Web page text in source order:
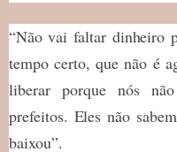
“Não vai faltar dinheiro
tempo certo, que não é
liberar porque nós
prefeitos. Eles não
baixou”.